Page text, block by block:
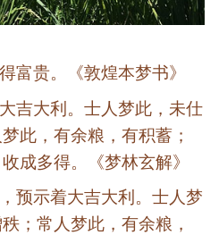
富贵。《敦煌本梦书》
吉大利。士人梦此，未仕
此，有余粮，有积蓄；
成多得。《梦林玄解》
预示着大吉大利。士人梦
；常人梦此，有余粮，